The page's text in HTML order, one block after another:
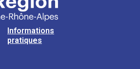
Informations
pratiques